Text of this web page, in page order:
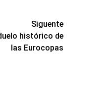
Siguente
histórico de
las Eurocopas